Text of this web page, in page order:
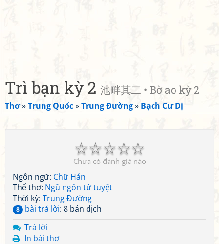
Trì bạn kỳ 2 池畔其二 • Bờ ao kỳ 2
Thơ»Trung Quốc»Trung Đường» Bạch Cư Dị
☆
☆
☆
☆
☆
Chưa có đánh giá nào
Ngôn ngữ: Chữ Hán
Thể thơ: Ngũ ngôn tứ tuyệt
Thời kỳ: Trung Đường
8 bài trả lời: 8 bản dịch
Trả lời
In bài thơ